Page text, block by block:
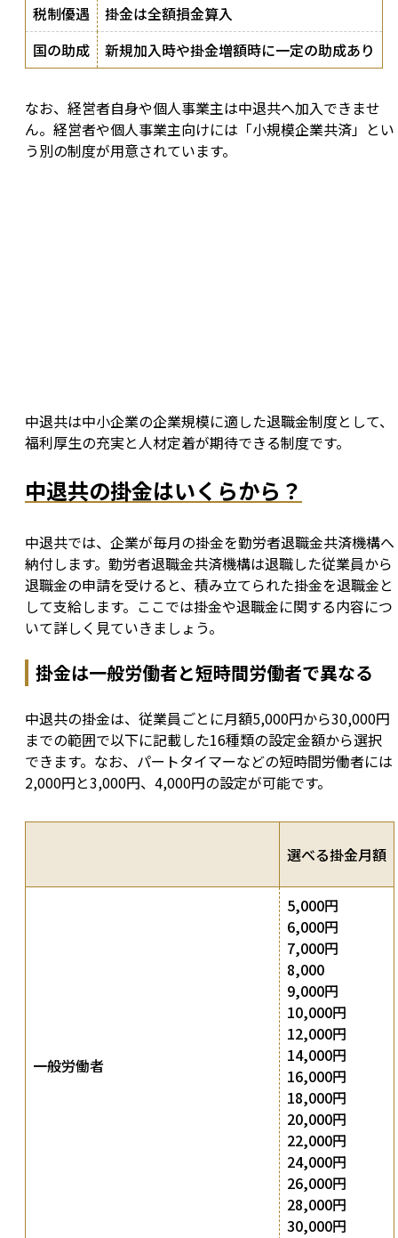
税制優遇
掛金は全額損金算入
国の助成
新規加入時や掛金増額時に一定の助成あり
なお、経営者自身や個人事業主は中退共へ加入できませ
ん。経営者や個人事業主向けには「小規模企業共済」とい
う別の制度が用意されています。
中退共は中小企業の企業規模に適した退職金制度として、
福利厚生の充実と人材定着が期待できる制度です。
中退共の掛金はいくらから？
中退共では、企業が毎月の掛金を勤労者退職金共済機構へ
納付します。勤労者退職金共済機構は退職した従業員から
退職金の申請を受けると、積み立てられた掛金を退職金と
して支給します。ここでは掛金や退職金に関する内容につ
いて詳しく見ていきましょう。
掛金は一般労働者と短時間労働者で異なる
中退共の掛金は、従業員ごとに月額5,000円から30,000円
までの範囲で以下に記載した16種類の設定金額から選択
できます。なお、パートタイマーなどの短時間労働者には
2,000円と3,000円、4,000円の設定が可能です。
選べる掛金月額
一般労働者
5,000円
6,000円
7,000円
8,000
9,000円
10,000円
12,000円
14,000円
16,000円
18,000円
20,000円
22,000円
24,000円
26,000円
28,000円
30,000円